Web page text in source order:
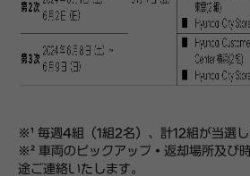
※¹ 毎週4組（1組2名）、計12組が当選し
※² 車両のピックアップ・返却場所及び
途ご連絡いたします。